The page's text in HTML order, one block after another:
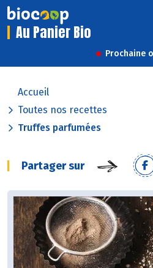
Au Panier Bio
Prochaine
Accueil
Toutes nos recettes
Truffes parfumées
Partager sur